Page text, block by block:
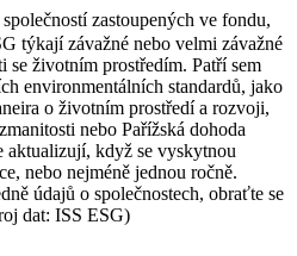
zastoupených ve fondu,
týkají závažné nebo velmi závažné
se životním prostředím. Patří sem
environmentálních standardů, jako
o životním prostředí a rozvoji,
nebo Pařížská dohoda
aktualizují, když se vyskytnou
nebo nejméně jednou ročně.
údajů o společnostech, obraťte se
dat: ISS ESG)